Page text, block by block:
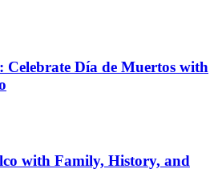
Celebrate Día de Muertos with
with Family, History, and